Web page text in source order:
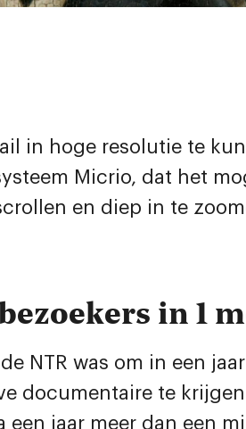
in hoge resolutie te
Micrio, dat het
en diep in te
in 1
NTR was om in een
documentaire te
een jaar meer dan een